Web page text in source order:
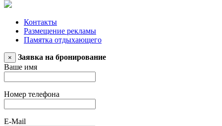
Контакты
Размещение рекламы
Памятка отдыхающего
×
Заявка на бронирование
Ваше имя
Номер телефона
E-Mail